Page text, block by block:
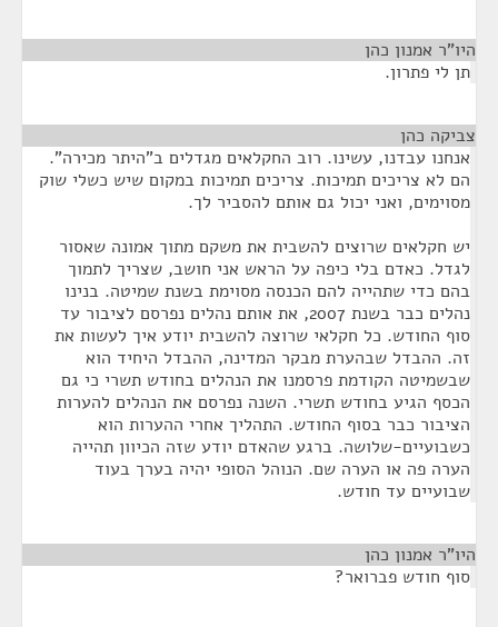
היו"ר אמנון כהן
תן לי פתרון.
צביקה כהן
אנחנו עבדנו, עשינו. רוב החקלאים מגדלים ב"היתר מכירה".
הם לא צריכים תמיכות. צריכים תמיכות במקום שיש כשלי שוק
מסוימים, ואני יכול גם אותם להסביר לך.
יש חקלאים שרוצים להשבית את משקם מתוך אמונה שאסור
לגדל. כאדם בלי כיפה על הראש אני חושב, שצריך לתמוך
בהם כדי שתהייה להם הכנסה מסוימת בשנת שמיטה. בנינו
נהלים כבר בשנת 2007, את אותם נהלים נפרסם לציבור עד
סוף החודש. כל חקלאי שרוצה להשבית יודע איך לעשות את
זה. ההבדל שבהערת מבקר המדינה, ההבדל היחיד הוא
שבשמיטה הקודמת פרסמנו את הנהלים בחודש תשרי כי גם
הכסף הגיע בחודש תשרי. השנה נפרסם את הנהלים להערות
הציבור כבר בסוף החודש. התהליך אחרי ההערות הוא
כשבועיים-שלושה. ברגע שהאדם יודע שזה הכיוון תהייה
הערה פה או הערה שם. הנוהל הסופי יהיה בערך בעוד
שבועיים עד חודש.
היו"ר אמנון כהן
סוף חודש פברואר?